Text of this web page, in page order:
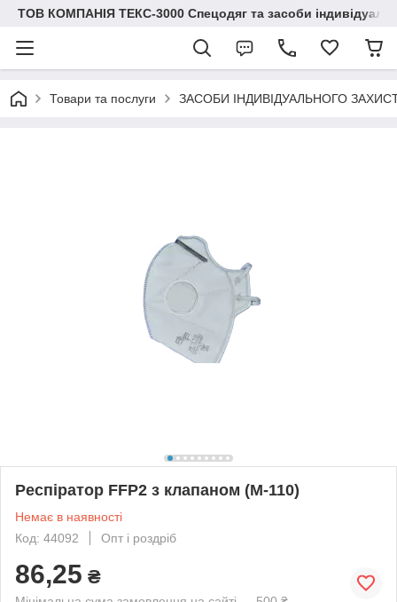
ТОВ КОМПАНІЯ ТЕКС-3000 Спецодяг та засоби
Товари та послуги ЗАСОБИ ІНДИВІДУАЛЬНОГО
Респіратор FFP2 з клапаном (М-110)
Немає в наявності
Код: 44092
Опт і роздріб
86,25 ₴